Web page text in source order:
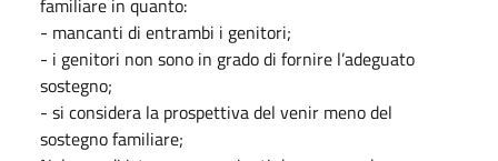
- mancanti di entrambi i genitori;
- i genitori non sono in grado di fornire l’adeguato
sostegno;
- si considera la prospettiva del venir meno del
sostegno familiare;